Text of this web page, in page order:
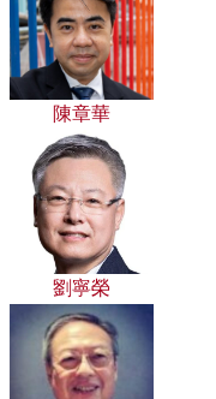
陳章華
劉寧榮